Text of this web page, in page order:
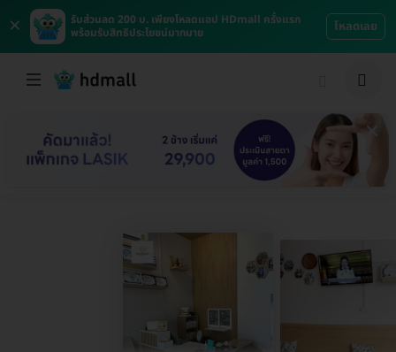
×
รับส่วนลด 200 บ. เพียงโหลดแอป HDmall ครั้งแรก
พร้อมรับสิทธิประโยชน์มากมาย
โหลดเลย